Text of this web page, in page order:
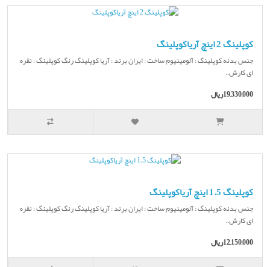
کوپلینگ 2 اینچ آریاکوپلینگ
جنس بدنه کوپلینگ : آلومینیوم ساخت : ایران برند : آریا کوپلینگ رنگ کوپلینگ : نقره
ای کارش..
19,330,000ریال
کوپلینگ 1.5 اینچ آریاکوپلینگ
جنس بدنه کوپلینگ : آلومینیوم ساخت : ایران برند : آریا کوپلینگ رنگ کوپلینگ : نقره
ای کارش..
12,150,000ریال